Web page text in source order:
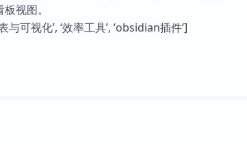
视图。
与可视化’, ‘效率工具’, ‘obsidian插件’]